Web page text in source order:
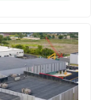
بيت